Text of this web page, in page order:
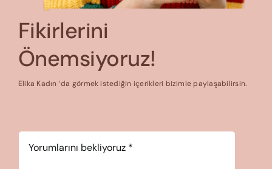
Fikirlerini
Önemsiyoruz!
Elika Kadın ‘da görmek istediğin içerikleri bizimle paylaşabilirsin.